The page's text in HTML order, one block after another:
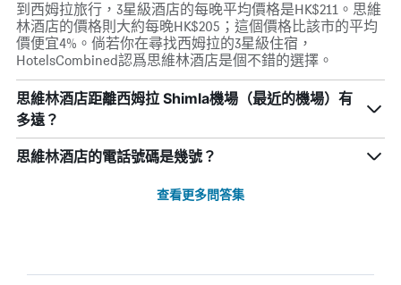
到西姆拉旅行，3星級酒店的每晚平均價格是HK$211。思維
林酒店的價格則大約每晚HK$205；這個價格比該市的平均
價便宜4%。倘若你在尋找西姆拉的3星級住宿，
HotelsCombined認爲思維林酒店是個不錯的選擇。
思維林酒店距離西姆拉 Shimla機場（最近的機場）有
多遠？
思維林酒店的電話號碼是幾號？
查看更多問答集